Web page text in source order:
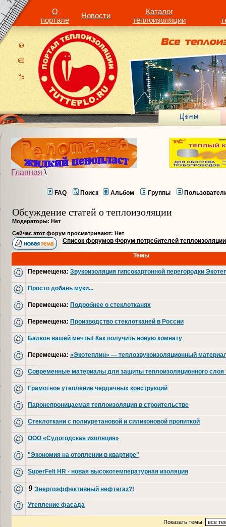
О
портале
Новости
Каталог
теплоизоляции
Главная \
FAQ Поиск Альбом Группы
Обсуждение статей о теплоизоляции
Модераторы: Нет
Сейчас этот форум просматривают: Нет
Список форумов Форум потребителей теплоизоляции
Темы
Перемещена: Звукоизоляция гипсокартонной перегородки
Просто добавь муки...
Перемещена: Подробнее о стеклотканях
Перемещена: Производство стеклотканей в России
Балкон вашей мечты! Как получить новую комнату
Перемещена: «Экотеплин» — теплозвукоизоляционный
Современные материалы для защиты теплоизоляционного слоя
Грамотное утепление чердачных конструкций
Паронепроницаемая теплоизоляция в строительстве
Стеклоткани с полиуретановой и силиконовой пропиткой
ООО «Судогодская изоляция»
"Экономия на отоплении в квартире"
SuperFelt HR - новая высокотемпературная изоляция
Энергоэффективный нефтегаз?!
Утепление фасада
Показать темы: